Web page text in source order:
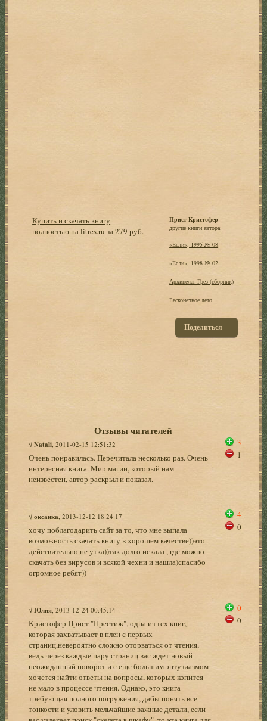
Купить и скачать книгу
полностью на litres.ru за 279 руб.
Прист Кристофер
другие книги автора:
«Если», 1995 № 08
«Если», 1998 № 02
Архипелаг Грез (сборник)
Бесконечное лето
Поделиться
Отзывы читателей
√Natali , 2011-02-15 12:51:32
Очень понравилась. Перечитала несколько раз. Очень
интересная книга. Мир магии, который нам
неизвестен, автор раскрыл и показал.
3
1
√оксанка , 2013-12-12 18:24:17
хочу поблагодарить сайт за то, что мне выпала
возможность скачать книгу в хорошем качестве))это
действительно не утка))так долго искала , где можно
скачать без вирусов и всякой чехни и нашла)спасибо
огромное ребят))
4
0
√Юлия , 2013-12-24 00:45:14
Кристофер Прист "Престиж", одна из тех книг,
которая захватывает в плен с первых
страниц,невероятно сложно оторваться от чтения,
ведь через каждые пару страниц вас ждет новый
неожиданный поворот и с еще большим энтузиазмом
хочется найти ответы на вопросы, которых копится
не мало в процессе чтения. Однако, это книга
требующая полного погружения, дабы понять все
тонкости и уловить мельчайшие важные детали, если
0
0